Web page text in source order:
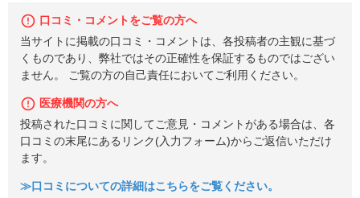
口コミ・コメントをご覧の方へ
当サイトに掲載の口コミ・コメントは、各投稿者の主観に基づ
くものであり、弊社ではその正確性を保証するものではござい
ません。 ご覧の方の自己責任においてご利用ください。
医療機関の方へ
投稿された口コミに関してご意見・コメントがある場合は、各
口コミの末尾にあるリンク(入力フォーム)からご返信いただけ
ます。
≫口コミについての詳細はこちらをご覧ください。